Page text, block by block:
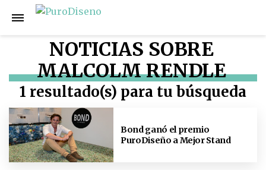
NOTICIAS SOBRE
MALCOLM RENDLE
1 resultado(s) para tu búsqueda
Bond ganó el premio
PuroDiseño a Mejor Stand